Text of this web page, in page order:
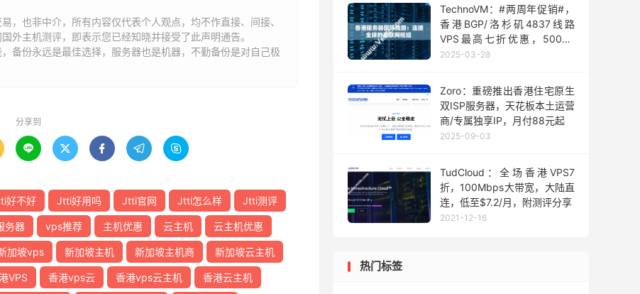
，也非中介，所有内容仅代表个人观点，均不作直接、间接、
外主机测评，即表示您已经知晓并接受了此声明通告。
备份永远是最佳选择，服务器也是机器，不勤备份是对自己极
分享到
    
好不好 Jtti好用吗 Jtti官网 Jtti怎么样 Jtti测评
务器 vps推荐 主机优惠 云主机 云主机优惠
加坡vps 新加坡主机 新加坡主机商 新加坡云主机
VPS 香港vps云 香港vps云主机 香港云主机
TechnoVM：#两周年促销#，
香港BGP/洛杉矶4837线路
VPS最高七折优惠，500M-
1Gbps大带宽/解锁
2025-03-28
Zoro：重磅推出香港住宅原生
双ISP服务器，天花板本土运营
商/专属独享IP，月付88元起
2025-09-03
TudCloud：全场香港VPS7
折，100Mbps大带宽，大陆直
连，低至$7.2/月，附测评分享
2021-12-16
热门标签